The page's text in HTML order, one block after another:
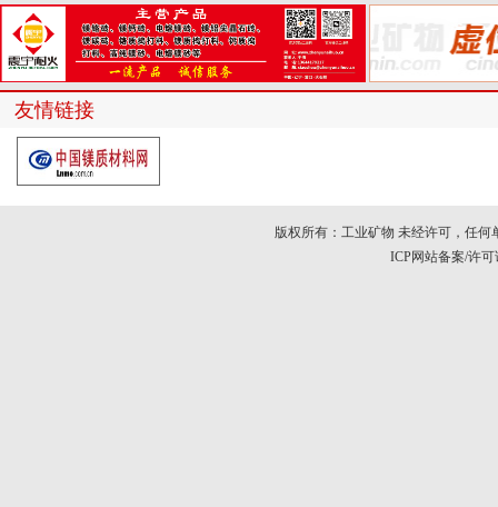
友情链接
版权所有：工业矿物 未经许可，任
ICP网站备案/许可